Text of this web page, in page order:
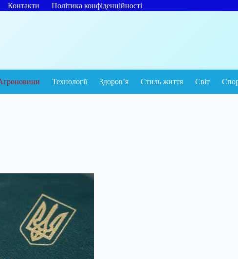
Контакти Політика конфіденційності
Технології Здоров’я Стиль життя Світ